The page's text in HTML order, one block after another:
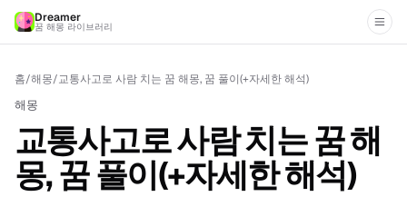
Dreamer
꿈 해몽 라이브러리
홈/해몽/교통사고로 사람 치는 꿈 해몽, 꿈 풀이(+자세한 해석)
해몽
교통사고로 사람 치는 꿈 해
몽, 꿈 풀이(+자세한 해석)